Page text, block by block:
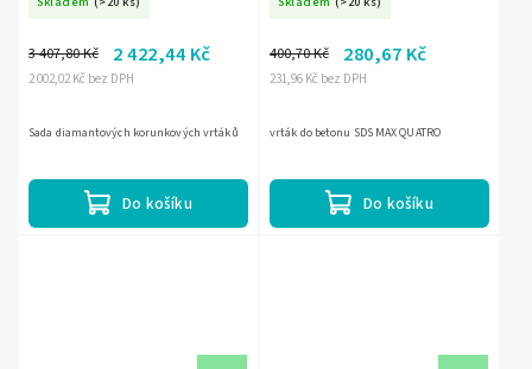
2 002,02 Kč bez DPH
3 407,80 Kč 2 422,44 Kč
Do košíku
Sada diamantových korunkových vrtáků
231,96 Kč bez DPH
400,70 Kč 280,67 Kč
Do košíku
vrták do betonu SDS MAX QUATRO